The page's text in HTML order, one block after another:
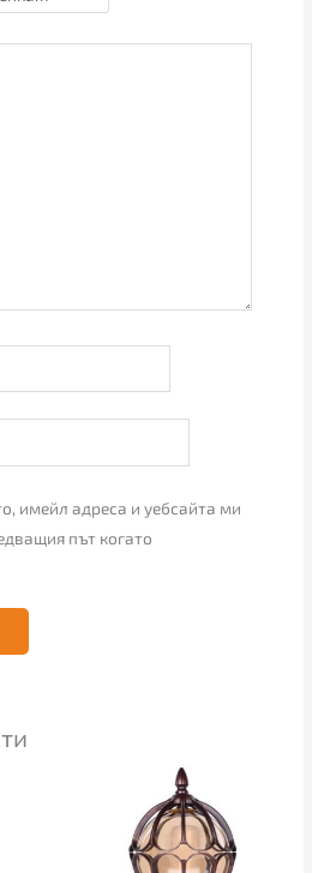
имейл адреса и уебсайта ми
път когато